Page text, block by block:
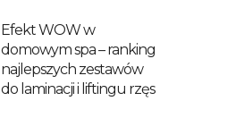
Efekt WOW w
domowym spa – ranking
najlepszych zestawów
do laminacji i liftingu rzęs